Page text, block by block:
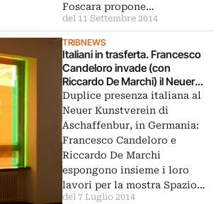
Foscara propone…
del 11 Settembre 2014
TRIBNEWS
Italiani in trasferta. Francesco
Candeloro invade (con
Riccardo De Marchi) il Neuer
Kunstverein di Aschaffenburg
con le sue istallazioni di colore e
di luce: ecco le immagini
Duplice presenza italiana al
Neuer Kunstverein di
Aschaffenbur, in Germania:
Francesco Candeloro e
Riccardo De Marchi
espongono insieme i loro
lavori per la mostra Spazio…
del 7 Luglio 2014